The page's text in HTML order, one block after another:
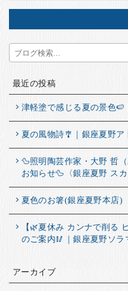
最近の投稿
津軽塗で感じる夏の景色🍉
夏の風物詩🎐｜銀座夏野ア
🦆照明陶芸作家・大野 哲
お知らせ🦆〈銀座夏野 スカ
夏色のお箸(銀座夏野本店)
【🌿夏休み カンナで削る
のご案内🥢｜銀座夏野ソラ
アーカイブ